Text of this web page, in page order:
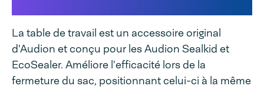
La table de travail est un accessoire original
d'Audion et conçu pour les Audion Sealkid et
EcoSealer. Améliore l'efficacité lors de la
fermeture du sac, positionnant celui-ci à la même